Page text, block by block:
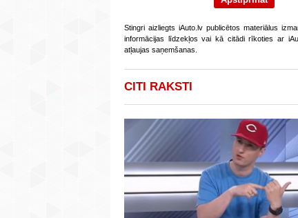
Stingri aizliegts iAuto.lv publicētos materiālus
informācijas līdzekļos vai kā citādi rīkoties ar
atļaujas saņemšanas.
CITI RAKSTI